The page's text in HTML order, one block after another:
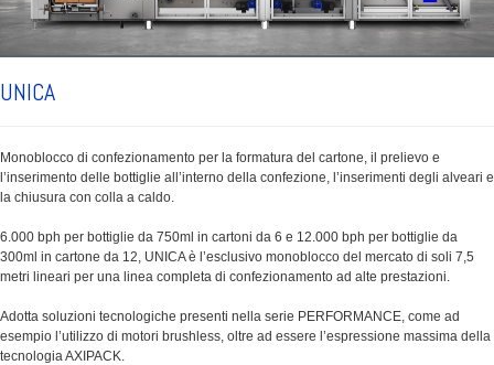
UNICA
Monoblocco di confezionamento per la formatura del cartone, il prelievo e
l’inserimento delle bottiglie all’interno della confezione, l’inserimenti degli alveari e
la chiusura con colla a caldo.
6.000 bph per bottiglie da 750ml in cartoni da 6 e 12.000 bph per bottiglie da
300ml in cartone da 12, UNICA è l’esclusivo monoblocco del mercato di soli 7,5
metri lineari per una linea completa di confezionamento ad alte prestazioni.
Adotta soluzioni tecnologiche presenti nella serie PERFORMANCE, come ad
esempio l’utilizzo di motori brushless, oltre ad essere l’espressione massima della
tecnologia AXIPACK.